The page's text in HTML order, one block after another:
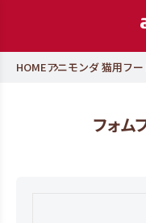
HOMEアニモンダ 猫用フー
フォム